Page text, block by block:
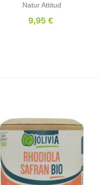
Natur Attitud
9,95 €